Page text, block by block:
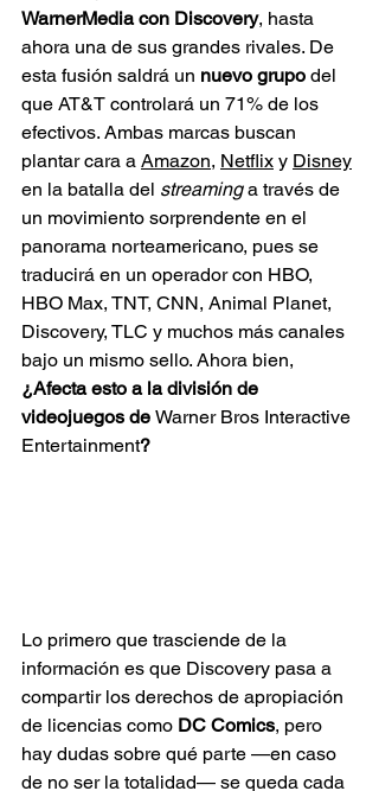
WarnerMedia con Discovery, hasta
ahora una de sus grandes rivales. De
esta fusión saldrá un nuevo grupo del
que AT&T controlará un 71% de los
efectivos. Ambas marcas buscan
plantar cara a Amazon, Netflix y Disney
en la batalla del streaming a través de
un movimiento sorprendente en el
panorama norteamericano, pues se
traducirá en un operador con HBO,
HBO Max, TNT, CNN, Animal Planet,
Discovery, TLC y muchos más canales
bajo un mismo sello. Ahora bien,
¿Afecta esto a la división de
videojuegos de Warner Bros Interactive
Entertainment?
Lo primero que trasciende de la
información es que Discovery pasa a
compartir los derechos de apropiación
de licencias como DC Comics, pero
hay dudas sobre qué parte —en caso
de no ser la totalidad— se queda cada